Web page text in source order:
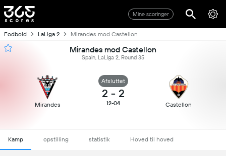
Mine scoringer
Fodbold LaLiga 2 Mirandes mod Castellon
Mirandes mod Castellon
Spain, LaLiga 2, Round 35
Mirandes
Afsluttet
2 - 2
12-04 Castellon
Kamp opstilling statistik Hoved til hoved